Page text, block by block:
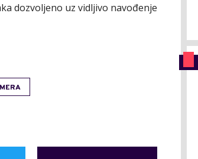
dozvoljeno uz vidljivo navođenje